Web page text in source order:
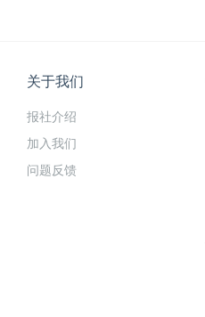
关于我们
报社介绍
加入我们
问题反馈